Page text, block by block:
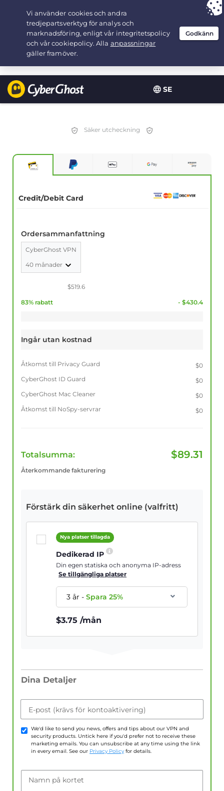
SE
Your choice:The Best Dealfor 3.3333333333333-years at $
/month
Säker utcheckning
Credit/Debit Card
Ordersammanfattning
CyberGhost VPN
40 månader
$519.6
83% rabatt - $430.4
Ingår utan kostnad
Åtkomst till Privacy Guard
$0
CyberGhost ID Guard
$0
CyberGhost Mac Cleaner
$0
Åtkomst till NoSpy-servrar
$0
Totalsumma: $89.31
Återkommande fakturering
Förstärk din säkerhet online (valfritt)
Nya platser tillagda
Dedikerad IP
Din egen statiska och anonyma IP-adress
Se tillgängliga platser
3 år-Spara25%
$3.75 /mån
Dina Detaljer
E-post (krävs för kontoaktivering)
We'd like to send you news, offers and tips about our VPN and
security products. Untick here if you'd prefer not to receive these
marketing emails. You can unsubscribe at any time using the link
in every email. See our Privacy Policy for details.
Namn på kortet